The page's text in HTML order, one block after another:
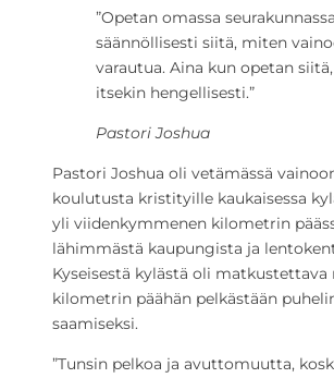
”Opetan omassa
säännöllisesti siitä, miten
varautua. Aina kun opetan
itsekin hengellisesti.”
Pastori Joshua
Pastori Joshua oli vetämässä
koulutusta kristityille kaukaisessa
yli viidenkymmenen kilometrin
lähimmästä kaupungista ja
Kyseisestä kylästä oli matkustettava
kilometrin päähän pelkästään
saamiseksi.
”Tunsin pelkoa ja avuttomuutta,